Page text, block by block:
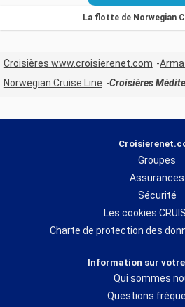
La flotte de Norwegian
Croisières www.croisierenet.com
Norwegian Cruise Line
Croisières
Groupes
Assurances
Sécurité
Les cookies
Charte de protection des
Information sur
Qui sommes
Questions